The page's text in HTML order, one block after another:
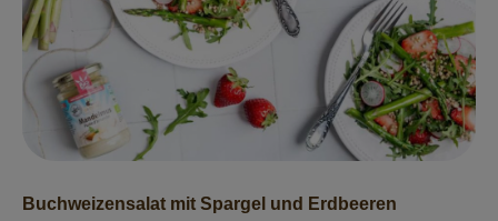
Buchweizensalat mit Spargel und Erdbeeren